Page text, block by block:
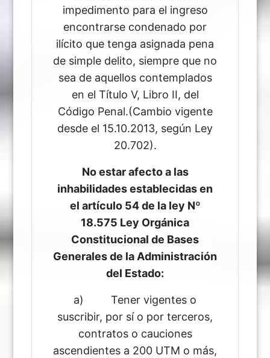
impedimento para el ingreso
encontrarse condenado por
ilícito que tenga asignada pena
de simple delito, siempre que no
sea de aquellos contemplados
en el Título V, Libro II, del
Código Penal.(Cambio vigente
desde el 15.10.2013, según Ley
20.702).
No estar afecto a las
inhabilidades establecidas en
el artículo 54 de la ley Nº
18.575 Ley Orgánica
Constitucional de Bases
Generales de la Administración
del Estado:
a) Tener vigentes o
suscribir, por sí o por terceros,
contratos o cauciones
ascendientes a 200 UTM o más,